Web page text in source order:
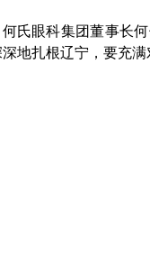
氏眼科集团董事长
地扎根辽宁，要充